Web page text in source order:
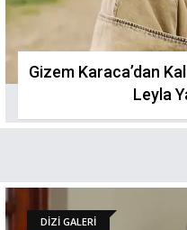
Gizem Karaca’dan
Leyla
DİZİ GALERİ